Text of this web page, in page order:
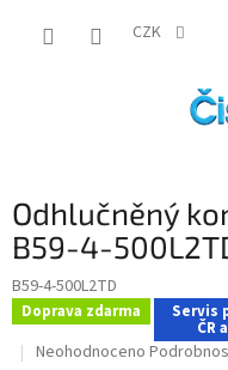
CZK
Odhlučněný
B59-4-
B59-4-500L2TD
Doprava zdarma Servis
ČR
Průměrné
Neohodnoceno